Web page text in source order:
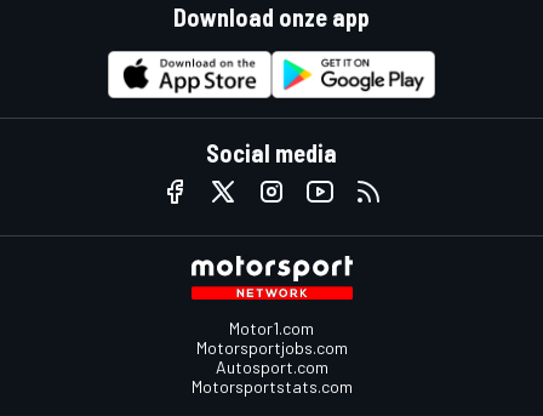
Download onze app
Social media
Motor1.com
Motorsportjobs.com
Autosport.com
Motorsportstats.com